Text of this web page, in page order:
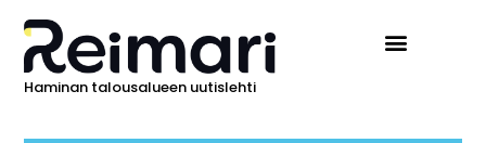
Haminan talousalueen uutislehti